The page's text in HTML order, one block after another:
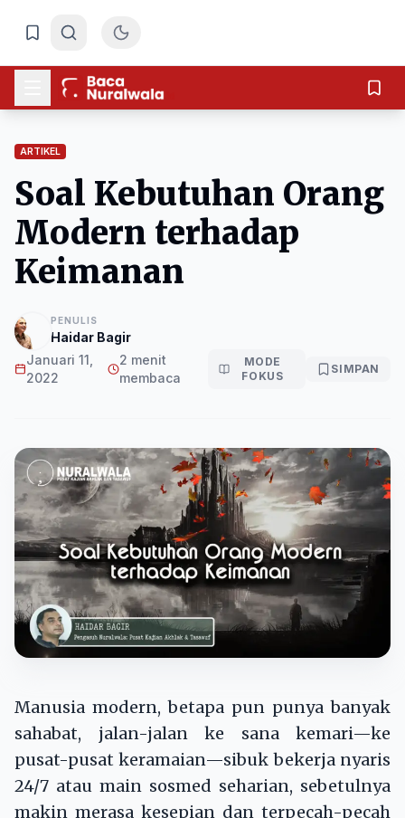
ARTIKEL
Soal Kebutuhan Orang
Modern terhadap
Keimanan
PENULIS
Haidar Bagir
Januari 11,
2022
2 menit
membaca
MODE
FOKUS
SIMPAN
Manusia modern, betapa pun punya banyak
sahabat, jalan-jalan ke sana kemari—ke
pusat-pusat keramaian—sibuk bekerja nyaris
24/7 atau main sosmed seharian, sebetulnya
makin merasa kesepian dan terpecah-pecah